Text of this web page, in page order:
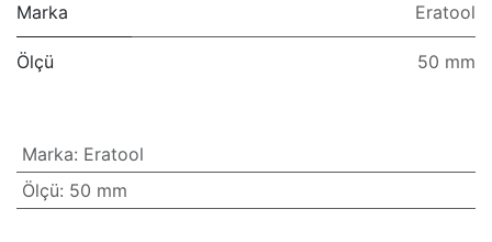
Marka Eratool
Ölçü 50 mm
Marka: Eratool
Ölçü: 50 mm